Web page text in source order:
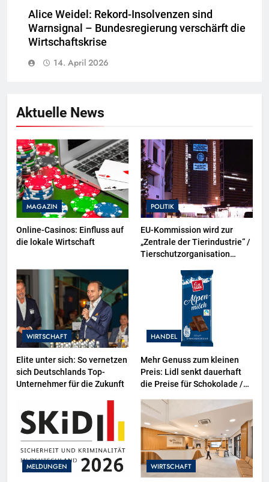
Alice Weidel: Rekord-Insolvenzen sind
Warnsignal – Bundesregierung verschärft die
Wirtschaftskrise
14. April 2026
Aktuelle News
MAGAZIN
Online-Casinos: Einfluss auf
die lokale Wirtschaft
POLITIK
EU-Kommission wird zur
„Zentrale der Tierindustrie“ /
Tierschutzorganisation
Projektion in Brüssel die
Nähe der EU-Kommission zur
Tierindustrie an
WIRTSCHAFT
Elite unter sich: So vernetzen
sich Deutschlands Top-
Unternehmer für die Zukunft
HANDEL
Mehr Genuss zum kleinen
Preis: Lidl senkt dauerhaft
die Preise für Schokolade /
bis zu 13 Prozent günstiger
MELDUNGEN WIRTSCHAFT